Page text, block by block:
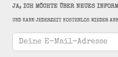
JA, ICH MÖCHTE ÜBER NEUES
UND KANN JEDERZEIT KOSTENLOS WIEDER